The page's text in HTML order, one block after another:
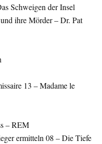
Schweigen der Insel
ihre Mörder – Dr. Pat
13 – Madame le
– REM
ermitteln 08 – Die Tiefe